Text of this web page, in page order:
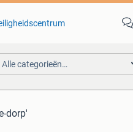
Alle categorieën…
dorp'